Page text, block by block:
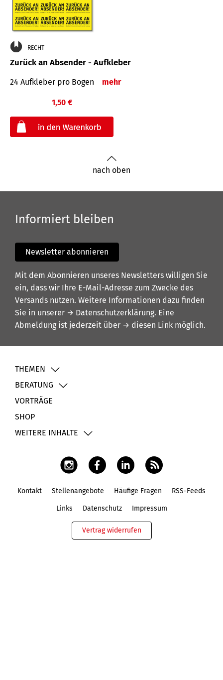
RECHT
Zurück an Absender - Aufkleber
24 Aufkleber pro Bogen mehr
1,50 €
nach oben
Informiert bleiben
Newsletter abonnieren
Mit dem Abonnieren unseres Newsletters willigen Sie
ein, dass wir Ihre E-Mail-Adresse zum Zwecke des
Versands nutzen. Weitere Informationen dazu finden
Sie in unserer → Datenschutzerklärung. Eine
Abmeldung ist jederzeit über → diesen Link möglich.
THEMEN
BERATUNG
VORTRÄGE
SHOP
WEITERE INHALTE
Kontakt Stellenangebote Häufige Fragen RSS-Feeds
Links Datenschutz Impressum
Vertrag widerrufen